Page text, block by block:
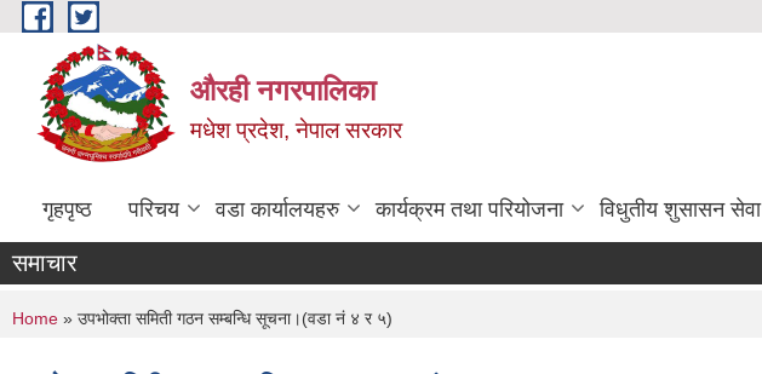
Skip to main content
औरही नगरपालिका
मधेश प्रदेश, नेपाल सरकार
गृहपृष्ठ परिचय वडा कार्यालयहरु कार्यक्रम तथा परियोजना विधुतीय शुसासन सेवा
समाचार
You are here
Home » उपभोक्ता समिती गठन सम्बन्धि सूचना।(वडा नं ४ र ५)